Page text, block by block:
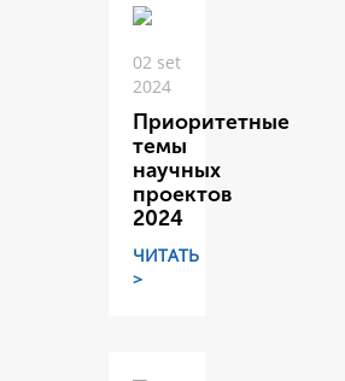
02 set
2024
Приоритетные
темы
научных
проектов
2024
ЧИТАТЬ
>